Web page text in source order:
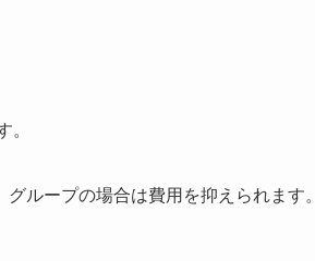
。
ループの場合は費用を抑えられます。